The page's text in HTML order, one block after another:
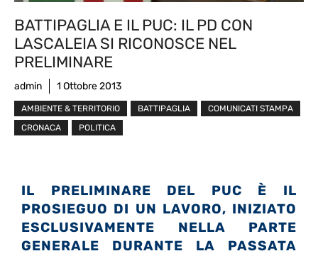
BATTIPAGLIA E IL PUC: IL PD CON
LASCALEIA SI RICONOSCE NEL
PRELIMINARE
admin 1 Ottobre 2013
AMBIENTE & TERRITORIO BATTIPAGLIA
COMUNICATI STAMPA
CRONACA
POLITICA
IL PRELIMINARE DEL PUC È IL
PROSIEGUO DI UN LAVORO, INIZIATO
ESCLUSIVAMENTE NELLA PARTE
GENERALE DURANTE LA PASSATA